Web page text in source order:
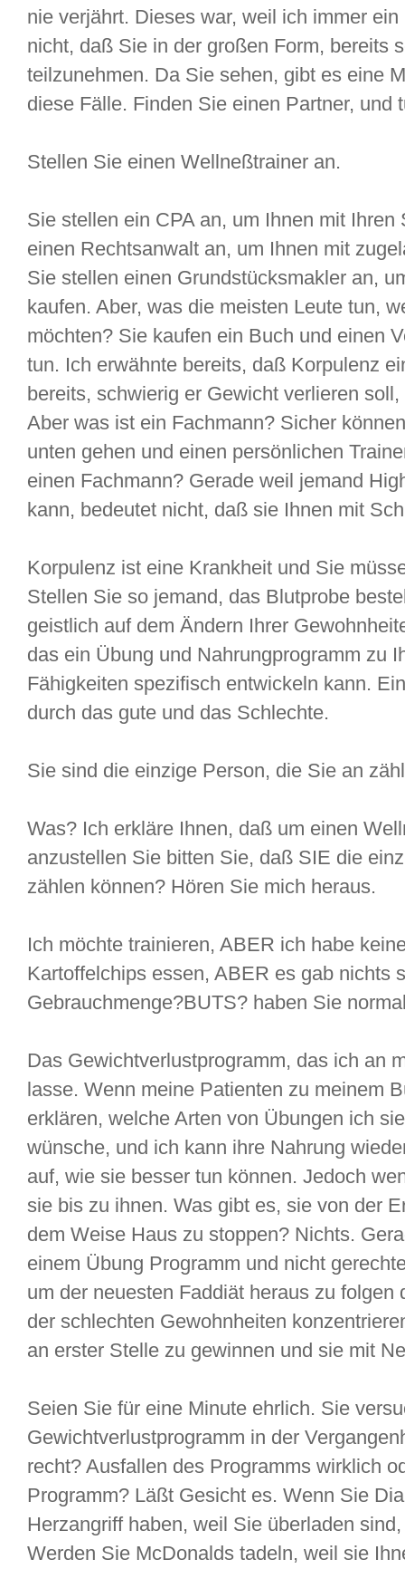
nie verjährt. Dieses war, weil ich immer
nicht, daß Sie in der großen Form, bereits
teilzunehmen. Da Sie sehen, gibt es eine
diese Fälle. Finden Sie einen Partner, und
Stellen Sie einen Wellneßtrainer an.
Sie stellen ein CPA an, um Ihnen mit
einen Rechtsanwalt an, um Ihnen mit
Sie stellen einen Grundstücksmakler an,
kaufen. Aber, was die meisten Leute tun,
möchten? Sie kaufen ein Buch und einen
tun. Ich erwähnte bereits, daß Korpulenz
bereits, schwierig er Gewicht verlieren
Aber was ist ein Fachmann? Sicher
unten gehen und einen persönlichen
einen Fachmann? Gerade weil jemand
kann, bedeutet nicht, daß sie Ihnen mit
Korpulenz ist eine Krankheit und Sie
Stellen Sie so jemand, das Blutprobe
geistlich auf dem Ändern Ihrer
das ein Übung und Nahrungprogramm zu
Fähigkeiten spezifisch entwickeln kann.
durch das gute und das Schlechte.
Sie sind die einzige Person, die Sie an
Was? Ich erkläre Ihnen, daß um einen
anzustellen Sie bitten Sie, daß SIE die
zählen können? Hören Sie mich heraus.
Ich möchte trainieren, ABER ich habe
Kartoffelchips essen, ABER es gab nichts
Gebrauchmenge?BUTS? haben Sie
Das Gewichtverlustprogramm, das ich an
lasse. Wenn meine Patienten zu meinem
erklären, welche Arten von Übungen ich
wünsche, und ich kann ihre Nahrung
auf, wie sie besser tun können. Jedoch
sie bis zu ihnen. Was gibt es, sie von der
dem Weise Haus zu stoppen? Nichts.
einem Übung Programm und nicht
um der neuesten Faddiät heraus zu
der schlechten Gewohnheiten
an erster Stelle zu gewinnen und sie mit
Seien Sie für eine Minute ehrlich. Sie
Gewichtverlustprogramm in der
recht? Ausfallen des Programms wirklich
Programm? Läßt Gesicht es. Wenn Sie
Herzangriff haben, weil Sie überladen
Werden Sie McDonalds tadeln, weil sie